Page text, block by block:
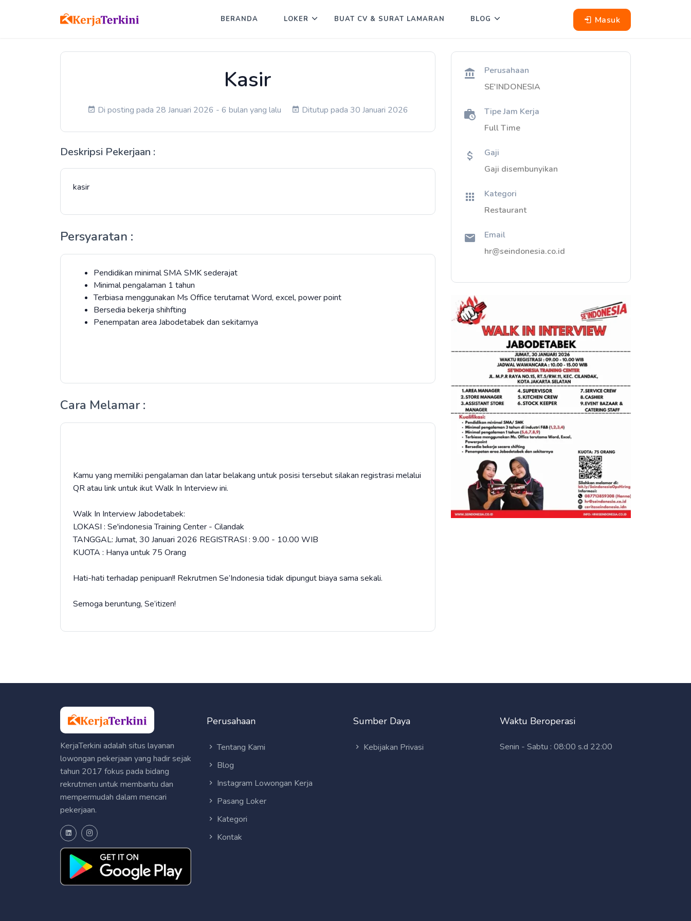
Masuk
BERANDA LOKER BUAT CV & SURAT LAMARAN BLOG
Kasir
Di posting pada 28 Januari 2026 - 6 bulan yang lalu Ditutup pada 30 Januari 2026
Deskripsi Pekerjaan :
kasir
Persyaratan :
Pendidikan minimal SMA SMK sederajat
Minimal pengalaman 1 tahun
Terbiasa menggunakan Ms Office terutamat Word, excel, power point
Bersedia bekerja shihfting
Penempatan area Jabodetabek dan sekitarnya
Cara Melamar :
Kamu yang memiliki pengalaman dan latar belakang untuk posisi tersebut silakan registrasi melalui
QR atau link untuk ikut Walk In Interview ini.
Walk In Interview Jabodetabek:
LOKASI : Se'indonesia Training Center - Cilandak
TANGGAL: Jumat, 30 Januari 2026 REGISTRASI : 9.00 - 10.00 WIB
KUOTA : Hanya untuk 75 Orang
Hati-hati terhadap penipuan!! Rekrutmen Se’Indonesia tidak dipungut biaya sama sekali.
Semoga beruntung, Se’itizen!
Perusahaan
SE'INDONESIA
Tipe Jam Kerja
Full Time
Gaji
Gaji disembunyikan
Kategori
Restaurant
Email
hr@seindonesia.co.id
KerjaTerkini adalah situs layanan
lowongan pekerjaan yang hadir sejak
tahun 2017 fokus pada bidang
rekrutmen untuk membantu dan
mempermudah dalam mencari
pekerjaan.
Perusahaan
Tentang Kami
Blog
Instagram Lowongan Kerja
Pasang Loker
Kategori
Kontak
Sumber Daya
Kebijakan Privasi
Waktu Beroperasi
Senin - Sabtu : 08:00 s.d 22:00